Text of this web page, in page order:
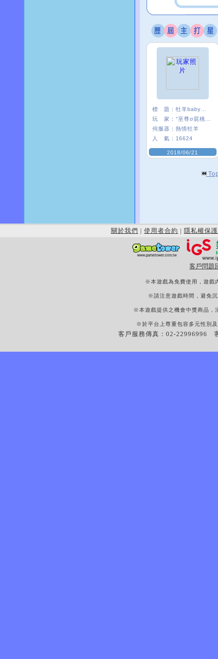
標 題：
玩 家：
伺服器： 熱情牡羊
人 氣： 16624
2018/06/21
關於我們 | 使用者合約 | 隱私權保護
客戶問題
※本遊戲為免費使用，遊戲
※請注意遊戲時間，避免
※本遊戲提供之機會中獎商品，
※於平台上尊重包容多元性別
客戶服務傳真：02-22996996